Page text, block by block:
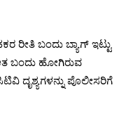
ರೀತಿ ಬಂದು ಬ್ಯಾಗ್‌ ಇಟ್ಟು
ಬಂದು ಹೋಗಿರುವ
ದೃಶ್ಯಗಳನ್ನು ಪೊಲೀಸರಿಗೆ